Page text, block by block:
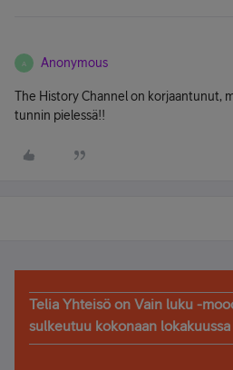
A Anonymous
The History Channel on korjaantunut,
tunnin pielessä!!
Telia Yhteisö on Vain luku -
sulkeutuu kokonaan lokakuussa